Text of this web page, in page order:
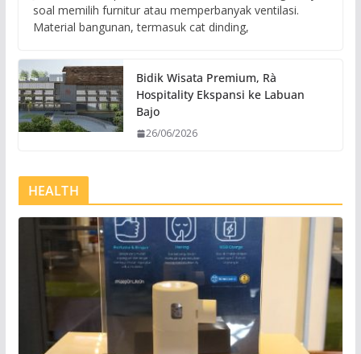
soal memilih furnitur atau memperbanyak ventilasi.
Material bangunan, termasuk cat dinding,
Bidik Wisata Premium, Rà
Hospitality Ekspansi ke Labuan
Bajo
26/06/2026
HEALTH